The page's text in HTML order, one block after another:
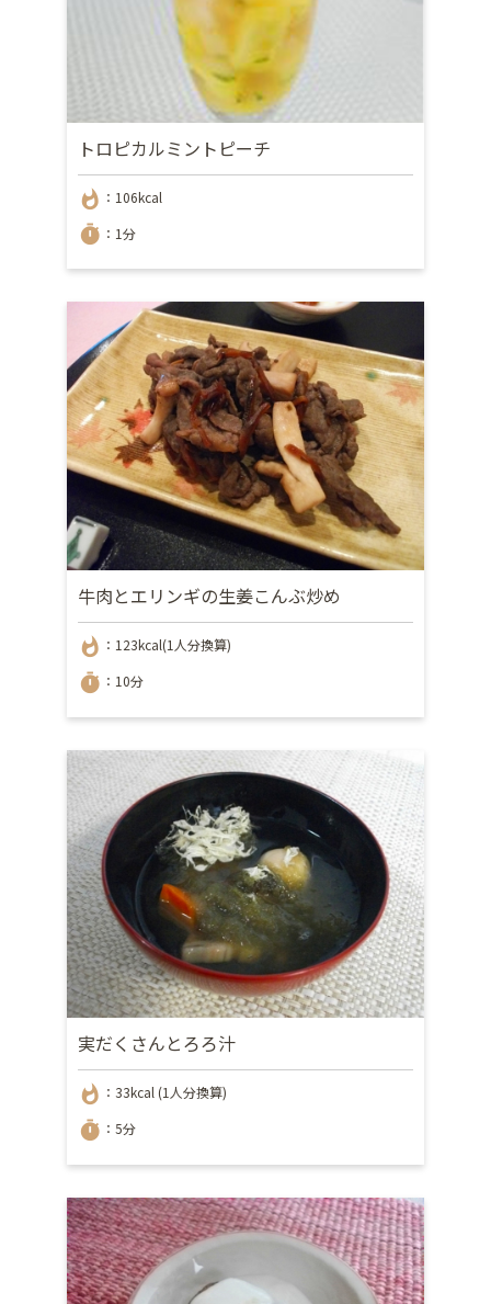
トロピカルミントピーチ
whatshot ：106kcal
timer ：1分
牛肉とエリンギの生姜こんぶ炒め
whatshot ：123kcal(1人分換算)
timer ：10分
実だくさんとろろ汁
whatshot ：33kcal (1人分換算)
timer ：5分